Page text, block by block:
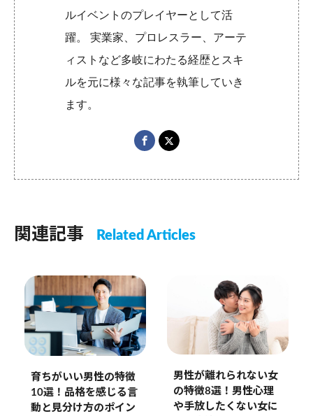
ルイベントのプレイヤーとして活
躍。 実業家、プロレスラー、アーテ
ィストなど多岐にわたる経歴とスキ
ルを元に様々な記事を執筆していき
ます。
関連記事 Related Articles
育ちがいい男性の特徴
10選！品格を感じる言
動と見分け方のポイン
男性が離れられない女
の特徴8選！男性心理
や手放したくない女に